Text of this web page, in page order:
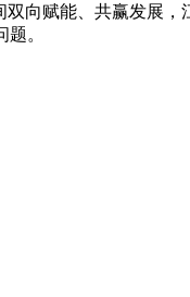
赋能、共赢发展，
。